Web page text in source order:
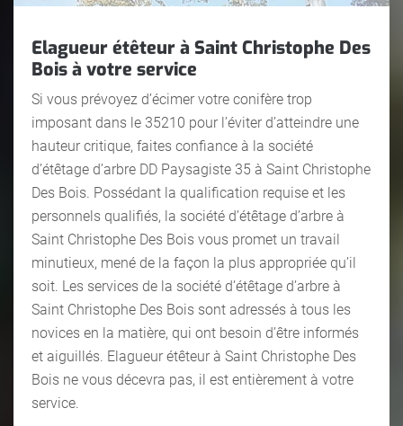
Elagueur étêteur à Saint Christophe Des
Bois à votre service
Si vous prévoyez d’écimer votre conifère trop
imposant dans le 35210 pour l’éviter d’atteindre une
hauteur critique, faites confiance à la société
d’étêtage d’arbre DD Paysagiste 35 à Saint Christophe
Des Bois. Possédant la qualification requise et les
personnels qualifiés, la société d’étêtage d’arbre à
Saint Christophe Des Bois vous promet un travail
minutieux, mené de la façon la plus appropriée qu’il
soit. Les services de la société d’étêtage d’arbre à
Saint Christophe Des Bois sont adressés à tous les
novices en la matière, qui ont besoin d’être informés
et aiguillés. Elagueur étêteur à Saint Christophe Des
Bois ne vous décevra pas, il est entièrement à votre
service.